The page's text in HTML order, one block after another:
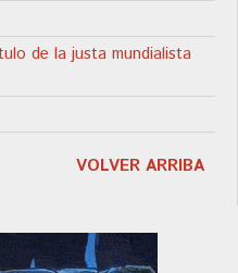
de la justa mundialista
VOLVER ARRIBA